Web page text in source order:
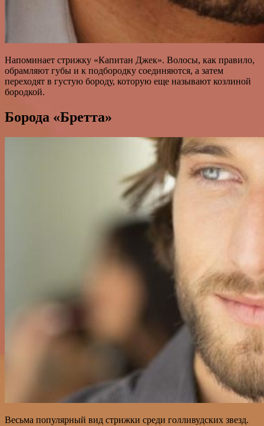
Напоминает стрижку «Капитан Джек». Волосы, как правило,
обрамляют губы и к подбородку соединяются, а затем
переходят в густую бороду, которую еще называют козлиной
бородкой.
Борода «Бретта»
Весьма популярный вид стрижки среди голливудских звезд.